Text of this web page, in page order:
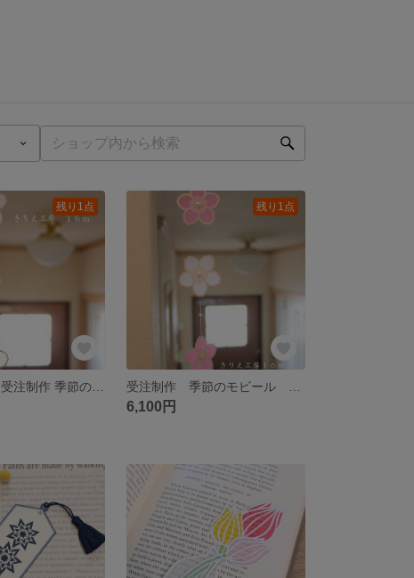
残り1点 残り1点
6,100円